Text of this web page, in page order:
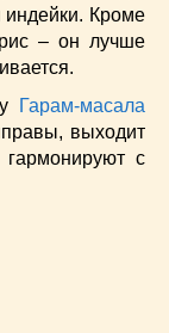
Кроме
– он лучше
Гарам-масала
выходит
с